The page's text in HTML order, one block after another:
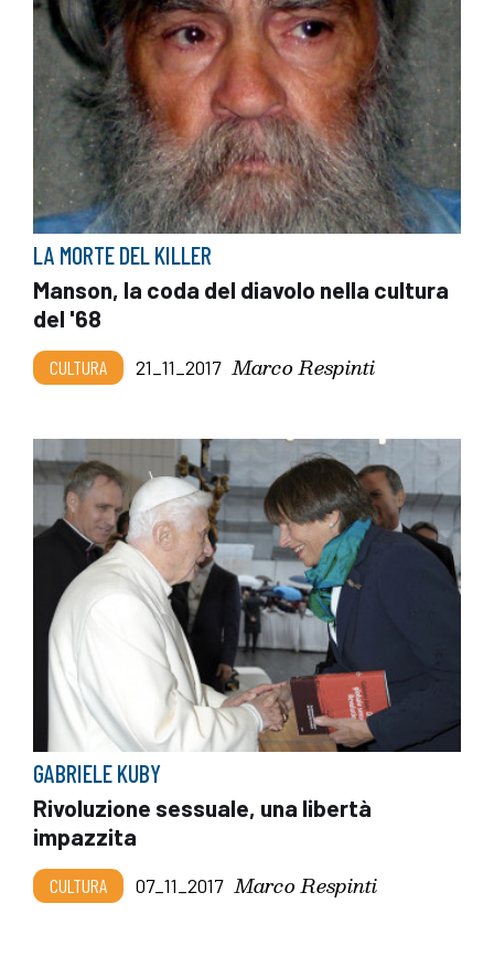
LA MORTE DEL KILLER
Manson, la coda del diavolo nella cultura
del '68
CULTURA 21_11_2017 Marco Respinti
GABRIELE KUBY
Rivoluzione sessuale, una libertà
impazzita
CULTURA 07_11_2017 Marco Respinti